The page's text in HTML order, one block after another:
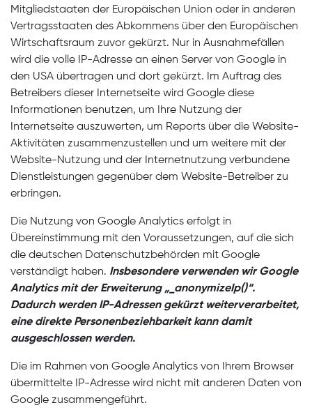
Mitgliedstaaten der Europäischen Union oder in anderen
Vertragsstaaten des Abkommens über den Europäischen
Wirtschaftsraum zuvor gekürzt. Nur in Ausnahmefällen
wird die volle IP-Adresse an einen Server von Google in
den USA übertragen und dort gekürzt. Im Auftrag des
Betreibers dieser Internetseite wird Google diese
Informationen benutzen, um Ihre Nutzung der
Internetseite auszuwerten, um Reports über die Website-
Aktivitäten zusammenzustellen und um weitere mit der
Website-Nutzung und der Internetnutzung verbundene
Dienstleistungen gegenüber dem Website-Betreiber zu
erbringen.
Die Nutzung von Google Analytics erfolgt in
Übereinstimmung mit den Voraussetzungen, auf die sich
die deutschen Datenschutzbehörden mit Google
verständigt haben. Insbesondere verwenden wir Google
Analytics mit der Erweiterung „_anonymizeIp()“.
Dadurch werden IP-Adressen gekürzt weiterverarbeitet,
eine direkte Personenbeziehbarkeit kann damit
ausgeschlossen werden.
Die im Rahmen von Google Analytics von Ihrem Browser
übermittelte IP-Adresse wird nicht mit anderen Daten von
Google zusammengeführt.